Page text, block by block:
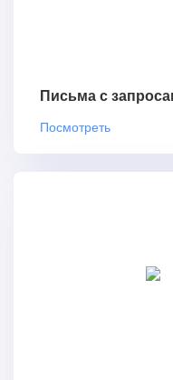
Письма с
Посмотреть